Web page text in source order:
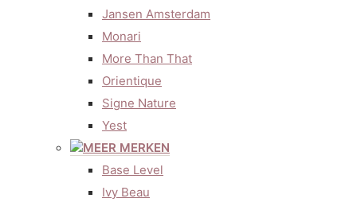
Jansen Amsterdam
Monari
More Than That
Orientique
Signe Nature
Yest
MEER MERKEN
Base Level
Ivy Beau